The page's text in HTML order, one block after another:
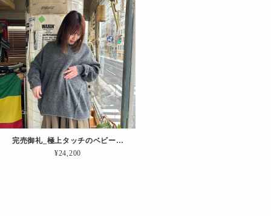
完売御礼_極上タッチのベビーアルパカを使った「リバーシブルPO.（グレー）」
¥24,200